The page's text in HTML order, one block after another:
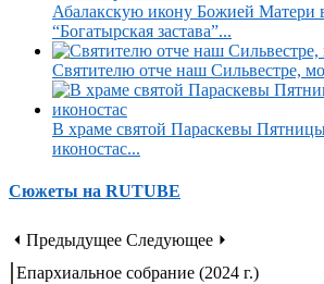
Абалакскую икону Божией Матери
“Богатырская застава”...
Святителю отче наш Сильвестре,
В храме святой Параскевы
иконостас...
Сюжеты на RUTUBE
⏴ Предыдущее Следующее ⏵
Епархиальное собрание (2024 г.)